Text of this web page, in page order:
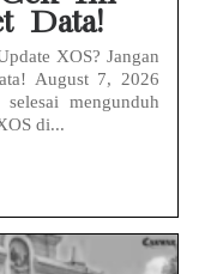
Data!
XOS? Jangan
August 7, 2026
mengunduh
di...